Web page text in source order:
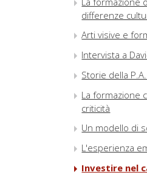
differenze
Arti visive e
Intervista a
Storie della
La formazione
criticità
Un modello di
L'esperienza
Investire nel